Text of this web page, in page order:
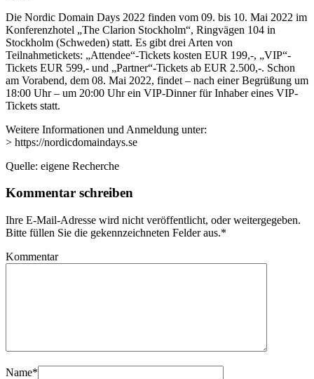
Die Nordic Domain Days 2022 finden vom 09. bis 10. Mai 2022 im
Konferenzhotel „The Clarion Stockholm“, Ringvägen 104 in
Stockholm (Schweden) statt. Es gibt drei Arten von
Teilnahmetickets: „Attendee“-Tickets kosten EUR 199,-, „VIP“-
Tickets EUR 599,- und „Partner“-Tickets ab EUR 2.500,-. Schon
am Vorabend, dem 08. Mai 2022, findet – nach einer Begrüßung um
18:00 Uhr – um 20:00 Uhr ein VIP-Dinner für Inhaber eines VIP-
Tickets statt.
Weitere Informationen und Anmeldung unter:
> https://nordicdomaindays.se
Quelle: eigene Recherche
Kommentar schreiben
Ihre E-Mail-Adresse wird nicht veröffentlicht, oder weitergegeben.
Bitte füllen Sie die gekennzeichneten Felder aus.*
Kommentar
Name*